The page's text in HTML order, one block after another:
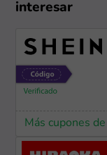
interesar
Más cupones de